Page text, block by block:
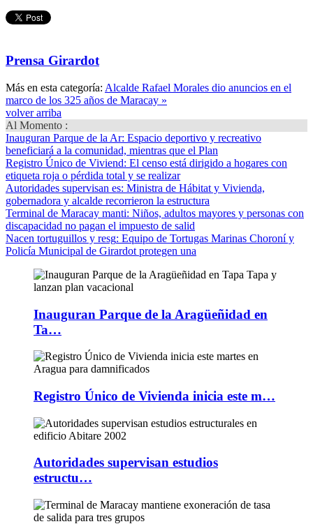
Prensa Girardot
Más en esta categoría: Alcalde Rafael Morales dio anuncios en el
marco de los 325 años de Maracay »
volver arriba
Al Momento :
Inauguran Parque de la Ar: Espacio deportivo y recreativo
beneficiará a la comunidad, mientras que el Plan
Registro Único de Viviend: El censo está dirigido a hogares con
etiqueta roja o pérdida total y se realizar
Autoridades supervisan es: Ministra de Hábitat y Vivienda,
gobernadora y alcalde recorrieron la estructura
Terminal de Maracay manti: Niños, adultos mayores y personas con
discapacidad no pagan el impuesto de salid
Nacen tortuguillos y resg: Equipo de Tortugas Marinas Choroní y
Policía Municipal de Girardot protegen una
Inauguran Parque de la Aragüeñidad en
Ta…
Registro Único de Vivienda inicia este m…
Autoridades supervisan estudios
estructu…